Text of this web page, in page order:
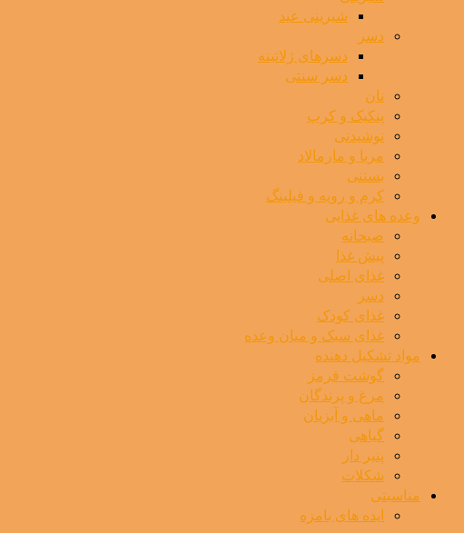
شیرینی عید
دسر
دسرهای ژلاتینه
دسر سنتی
نان
پنکیک و کرپ
نوشیدنی
مربا و مارمالاد
بستنی
کرم و رویه و فیلینگ
وعده های غذایی
صبحانه
پیش غذا
غذای اصلی
دسر
غذای کودک
غذای سبک و میان وعده
مواد تشکیل دهنده
گوشت قرمز
مرغ و پرندگان
ماهی و آبزیان
گیاهی
پنیر دار
شکلات
مناسبتی
ایده های بامزه